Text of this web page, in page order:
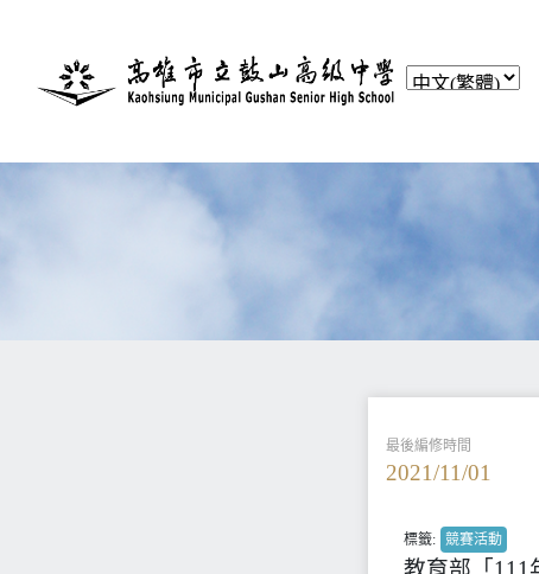
最後編修時間
2021/11/01
標籤: 競賽活動
教育部「111